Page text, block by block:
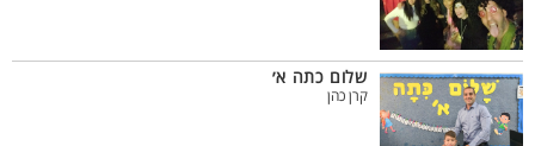
שלום כתה א׳
קרן כהן